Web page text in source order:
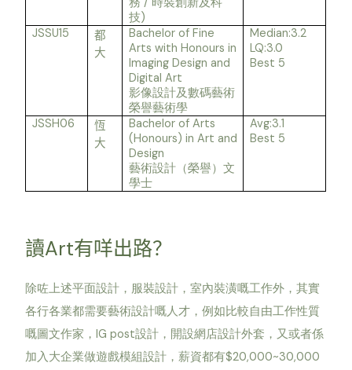
務 / 時裝創新及科
技)
JSSU15
都
大
Bachelor of Fine
Arts with Honours in
Imaging Design and
Digital Art
影像設計及數碼藝術
榮譽藝術學
Median:3.2
LQ:3.0
Best 5
JSSH06
恆
大
Bachelor of Arts
(Honours) in Art and
Design
藝術設計（榮譽）文
學士
Avg:3.1
Best 5
讀Art有咩出路？
除咗上述平面設計，服裝設計，室內裝潢嘅工作外，其實
各行各業都需要藝術設計嘅人才，例如比較自由工作性質
嘅圖文作家， IG post設計，開設網店設計外套，又或者係
加入大企業做遊戲模組設計，薪資都有$20,000~30,000